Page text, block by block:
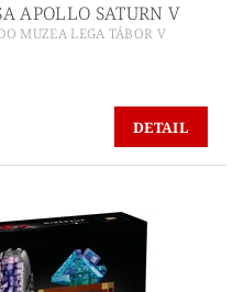
APOLLO SATURN V
MUZEA LEGA TÁBOR V
DETAIL